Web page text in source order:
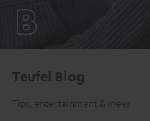
Teufel Blog
Tips, entertainment & meer